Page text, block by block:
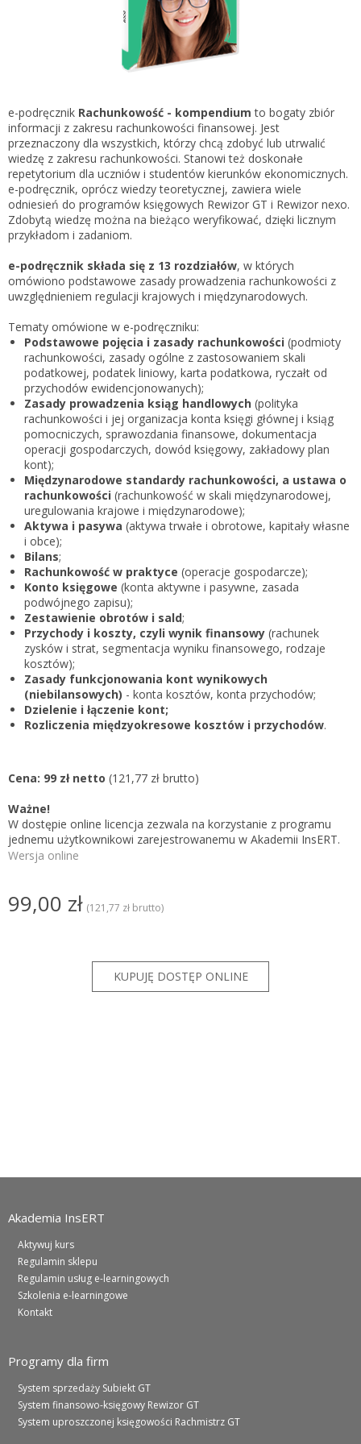
Gestor nexo PRO krok po kroku
KSeF w Subiekcie GT
KSeF w Subiekcie nexo/nexo PRO
KSeF w Rachmistrzu i Rewizorze GT
Portal Dokumentów z obsługą KSeF dla firm
Portal Dokumentów z obsługą KSeF dla biur
rachunkowych
Logowanie do Akademi InsERT
Login
Hasło
Zapomniałem hasła
Nie masz konta
Zarejestruj
e-podręcznik Rachunkowość - kompendium to bogaty zbiór
informacji z zakresu rachunkowości finansowej. Jest
przeznaczony dla wszystkich, którzy chcą zdobyć lub utrwalić
wiedzę z zakresu rachunkowości. Stanowi też doskonałe
repetytorium dla uczniów i studentów kierunków ekonomicznych.
e-podręcznik, oprócz wiedzy teoretycznej, zawiera wiele
odniesień do programów księgowych Rewizor GT i Rewizor nexo.
Zdobytą wiedzę można na bieżąco weryfikować, dzięki licznym
przykładom i zadaniom.
e-podręcznik składa się z 13 rozdziałów, w których
omówiono podstawowe zasady prowadzenia rachunkowości z
uwzględnieniem regulacji krajowych i międzynarodowych.
Tematy omówione w e-podręczniku:
Podstawowe pojęcia i zasady rachunkowości (podmioty
rachunkowości, zasady ogólne z zastosowaniem skali
podatkowej, podatek liniowy, karta podatkowa, ryczałt od
przychodów ewidencjonowanych);
Zasady prowadzenia ksiąg handlowych (polityka
rachunkowości i jej organizacja konta księgi głównej i ksiąg
pomocniczych, sprawozdania finansowe, dokumentacja
operacji gospodarczych, dowód księgowy, zakładowy plan
kont);
Międzynarodowe standardy rachunkowości, a ustawa o
rachunkowości (rachunkowość w skali międzynarodowej,
uregulowania krajowe i międzynarodowe);
Aktywa i pasywa (aktywa trwałe i obrotowe, kapitały własne
i obce);
Bilans;
Rachunkowość w praktyce (operacje gospodarcze);
Konto księgowe (konta aktywne i pasywne, zasada
podwójnego zapisu);
Zestawienie obrotów i sald;
Przychody i koszty, czyli wynik finansowy (rachunek
zysków i strat, segmentacja wyniku finansowego, rodzaje
kosztów);
Zasady funkcjonowania kont wynikowych
(niebilansowych) - konta kosztów, konta przychodów;
Dzielenie i łączenie kont;
Rozliczenia międzyokresowe kosztów i przychodów.
Cena: 99 zł netto (121,77 zł brutto)
Ważne!
W dostępie online licencja zezwala na korzystanie z programu
jednemu użytkownikowi zarejestrowanemu w Akademii InsERT.
Wersja online
99,00 zł (121,77 zł brutto)
Akademia InsERT
Aktywuj kurs
Regulamin sklepu
Regulamin usług e-learningowych
Szkolenia e-learningowe
Kontakt
Programy dla firm
System sprzedaży Subiekt GT
System finansowo-księgowy Rewizor GT
System uproszczonej księgowości Rachmistrz GT